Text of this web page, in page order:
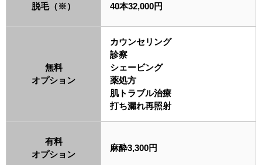
脱毛（※）
40本32,000円
無料
オプション
カウンセリング
診察
シェービング
薬処方
肌トラブル治療
打ち漏れ再照射
有料
オプション
麻酔3,300円